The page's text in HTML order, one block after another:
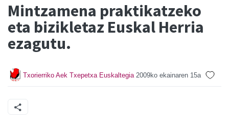
Mintzamena praktikatzeko
eta bizikletaz Euskal Herria
ezagutu.
Txorierriko Aek Txepetxa Euskaltegia 2009ko ekainaren 15a